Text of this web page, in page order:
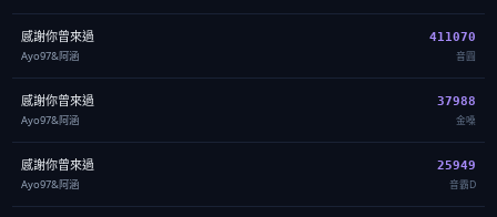
感謝你曾來過
Ayo97&阿涵
411070
音圓
感謝你曾來過
Ayo97&阿涵
37988
金嗓
感謝你曾來過
Ayo97&阿涵
25949
音霸D